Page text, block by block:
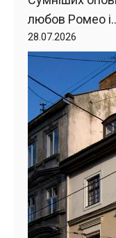
любов Ромео
28.07.2026